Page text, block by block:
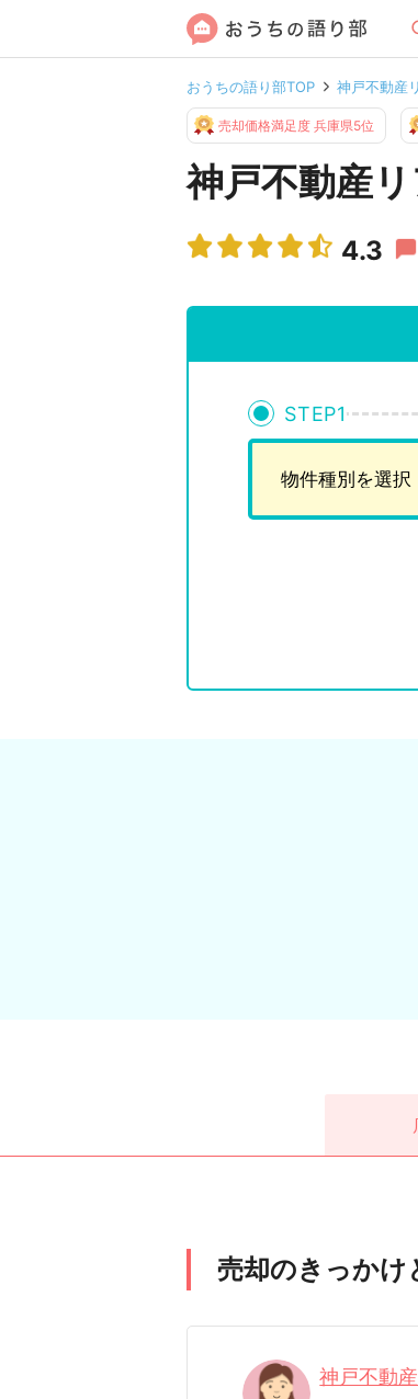
おうちの語り部TOP 神戸不動産
売却価格満足度 兵庫県5位
神戸不動産
4.3
STEP1
売却のきっかけ
神戸不動